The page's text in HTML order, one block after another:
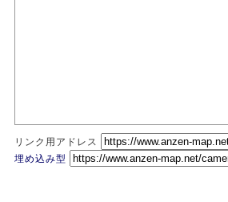
リンク用アドレス
埋め込み型